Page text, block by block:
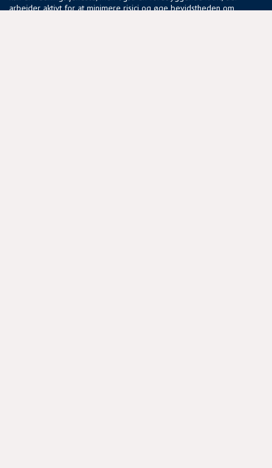
arbejder aktivt for at minimere risici og øge bevidstheden om